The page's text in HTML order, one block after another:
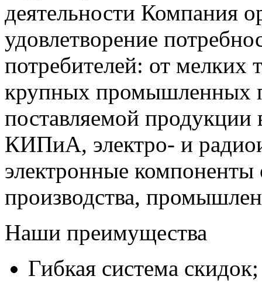
деятельности Компания
удовлетворение
потребителей: от мелких
крупных промышленных
поставляемой продукции
КИПиА, электро- и
электронные компоненты
производства,
Наши преимущества
Гибкая система скидок;